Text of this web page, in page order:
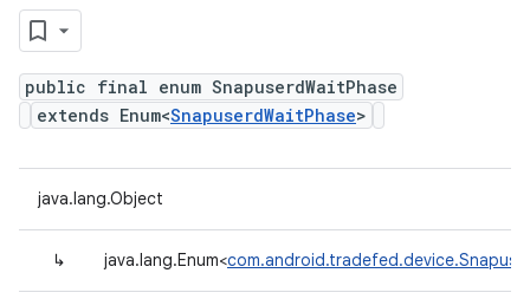
public final enum SnapuserdWaitPhase
extends Enum<SnapuserdWaitPhase>
java.lang.Object
↳ java.lang.Enum<